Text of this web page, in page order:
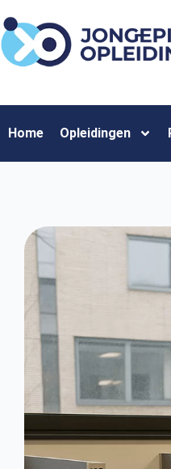
Home Opleidingen